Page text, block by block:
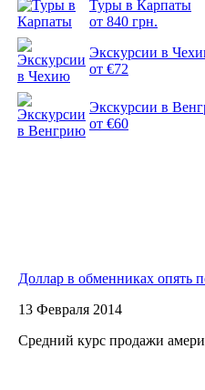
Туры в Карпаты
от 840 грн.
Экскурсии в
от €72
Экскурсии в
от €60
Доллар в обменниках опять
13 Февраля 2014
Средний курс продажи